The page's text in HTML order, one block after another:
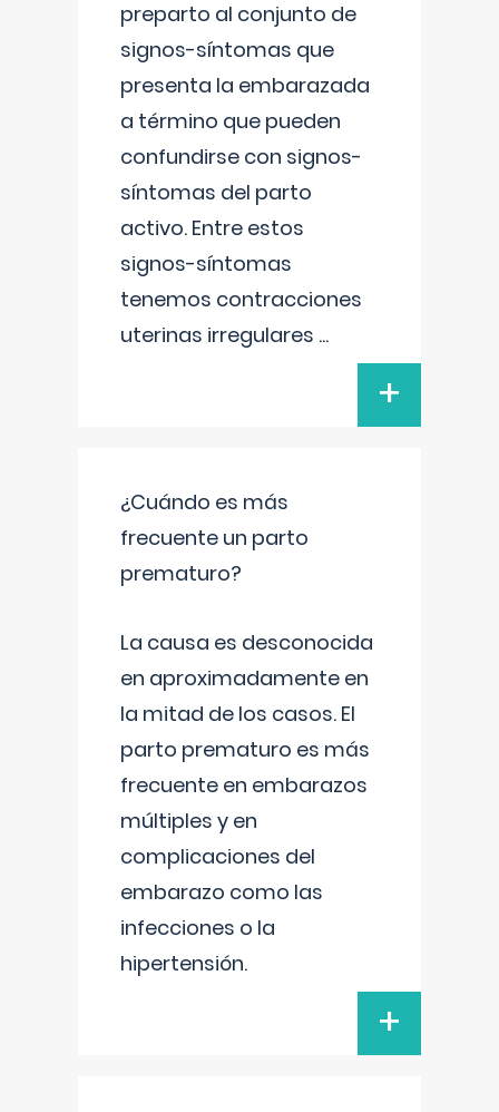
preparto al conjunto de
signos-síntomas que
presenta la embarazada
a término que pueden
confundirse con signos-
síntomas del parto
activo. Entre estos
signos-síntomas
tenemos contracciones
uterinas irregulares ...
+
¿Cuándo es más
frecuente un parto
prematuro?
La causa es desconocida
en aproximadamente en
la mitad de los casos. El
parto prematuro es más
frecuente en embarazos
múltiples y en
complicaciones del
embarazo como las
infecciones o la
hipertensión.
+